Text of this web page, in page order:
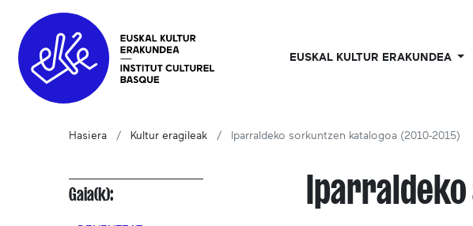
EUSKAL KULTUR ERAKUNDEA
Hasiera Kultur eragileak Iparraldeko sorkuntzen katalogoa (2010-2015)
Gaia(k): Iparraldeko